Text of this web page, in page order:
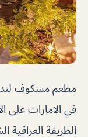
مطعم مسكوف
في الامارات على
الطريقة العراقية